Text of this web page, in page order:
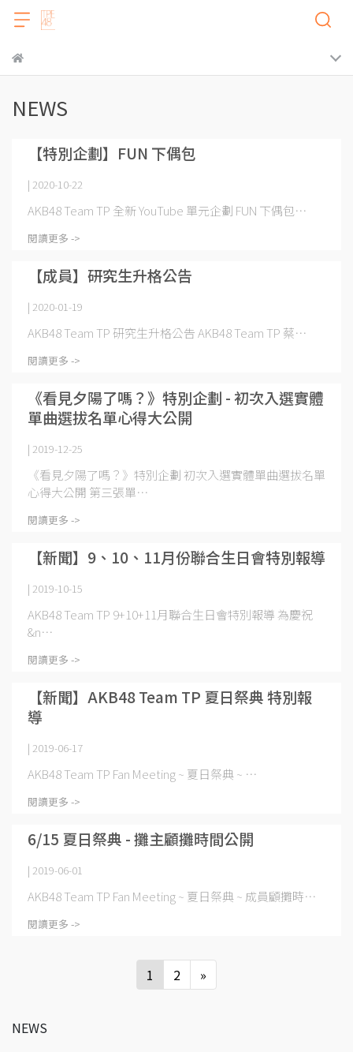
NEWS
【特別企劃】FUN 下偶包
| 2020-10-22
AKB48 Team TP 全新 YouTube 單元企劃 FUN 下偶包⋯
閱讀更多 ->
【成員】研究生升格公告
| 2020-01-19
AKB48 Team TP 研究生升格公告 AKB48 Team TP 蔡⋯
閱讀更多 ->
《看見夕陽了嗎？》特別企劃 - 初次入選實體
單曲選拔名單心得大公開
| 2019-12-25
《看見夕陽了嗎？》特別企劃 初次入選實體單曲選拔名單
心得大公開 第三張單⋯
閱讀更多 ->
【新聞】9、10、11月份聯合生日會特別報導
| 2019-10-15
AKB48 Team TP 9+10+11月聯合生日會特別報導 為慶祝
&n⋯
閱讀更多 ->
【新聞】AKB48 Team TP 夏日祭典 特別報
導
| 2019-06-17
AKB48 Team TP Fan Meeting ~ 夏日祭典 ~ ⋯
閱讀更多 ->
6/15 夏日祭典 - 攤主顧攤時間公開
| 2019-06-01
AKB48 Team TP Fan Meeting ~ 夏日祭典 ~ 成員顧攤時⋯
閱讀更多 ->
1 2 »
NEWS